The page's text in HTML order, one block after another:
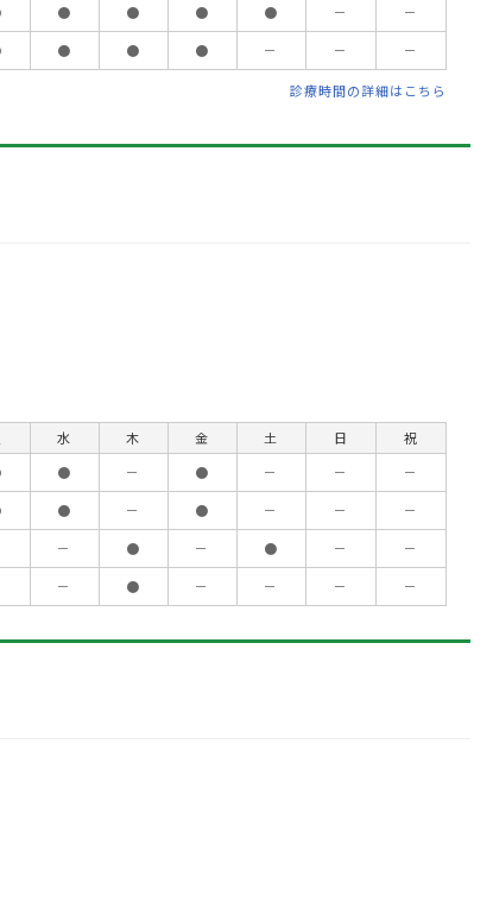
● ● ● ● －
－
● ● ● － － －
診療時間の詳細はこちら
水 木 金 土 日
祝
● － ● － －
－
● － ● － －
－
－ ● － ● －
－
－ ● － － － －